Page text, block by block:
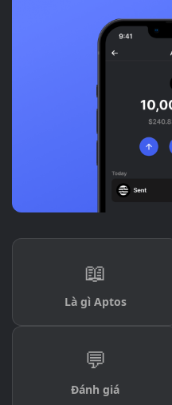
📖
Là gì Aptos
💬
Đánh giá